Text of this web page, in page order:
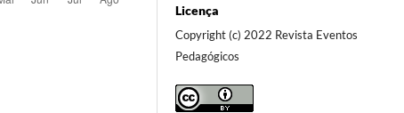
Licença
Copyright (c) 2022 Revista Eventos
Pedagógicos